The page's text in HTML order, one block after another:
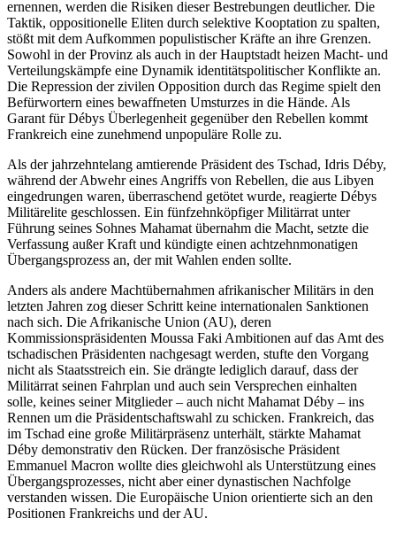
ernen­nen, werden die Risiken dieser Bestrebungen deutlicher. Die
Taktik, oppositionelle Eliten durch selektive Kooptation zu spalten,
stößt mit dem Aufkommen populistischer Kräfte an ihre Grenzen.
Sowohl in der Provinz als auch in der Hauptstadt heizen Macht- und
Verteilungskämpfe eine Dynamik identitätspolitischer Konflikte an.
Die Repression der zivilen Opposition durch das Regime spielt den
Befürwortern eines bewaffneten Umsturzes in die Hände. Als
Garant für Débys Überlegenheit gegenüber den Rebellen kommt
Frankreich eine zunehmend unpopuläre Rolle zu.
Als der jahrzehntelang amtierende Präsi­dent des Tschad, Idris Déby,
während der Abwehr eines Angriffs von Rebellen, die aus Libyen
eingedrungen waren, überraschend getötet wurde, reagierte Débys
Militärelite geschlossen. Ein fünfzehnköpfiger Militär­rat unter
Führung seines Sohnes Mahamat übernahm die Macht, setzte die
Verfassung außer Kraft und kündigte einen achtzehn­monatigen
Übergangsprozess an, der mit Wahlen enden sollte.
Anders als andere Machtübernahmen afri­kanischer Militärs in den
letzten Jahren zog dieser Schritt keine internationalen Sank­tionen
nach sich. Die Afrikanische Union (AU), deren
Kommissionspräsidenten Moussa Faki Ambitionen auf das Amt des
tschadischen Präsidenten nachgesagt wer­den, stufte den Vorgang
nicht als Staats­streich ein. Sie drängte lediglich darauf, dass der
Militärrat seinen Fahrplan und auch sein Versprechen einhalten
solle, keines seiner Mitglieder – auch nicht Mahamat Déby – ins
Rennen um die Präsidentschafts­wahl zu schicken. Frankreich, das
im Tschad eine große Militär­präsenz unterhält, stärkte Mahamat
Déby demonstrativ den Rücken. Der französische Präsident
Emmanuel Macron wollte dies gleichwohl als Unterstützung eines
Übergangsprozesses, nicht aber einer dynastischen Nachfolge
verstan­den wissen. Die Europäische Union orien­tierte sich an den
Positionen Frankreichs und der AU.